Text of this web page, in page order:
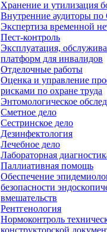
Хранение и утилизация
Внутренние аудиторы
Экспертиза временной
Пест-контроль
Эксплуатация,
платформ для инвалидов
Отделочные работы
Оценка и управление
рисками по охране труда
Энтомологическое
Сметное дело
Сестринское дело
Дезинфектология
Лечебное дело
Лабораторная
Паллиативная помощь
Обеспечение
безопасности
вмешательств
Рентгенология
Нормоконтроль
конструкторской